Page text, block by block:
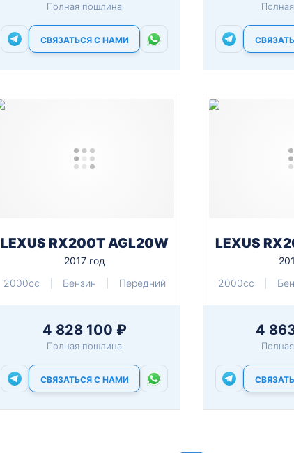
Полная пошлина
СВЯЗАТЬСЯ С НАМИ
LEXUS RX200T AGL20W
2017 год
2000cc
Бензин Передний
4 828 100 ₽
Полная пошлина
СВЯЗАТЬСЯ С НАМИ
LEXUS
2000cc
4